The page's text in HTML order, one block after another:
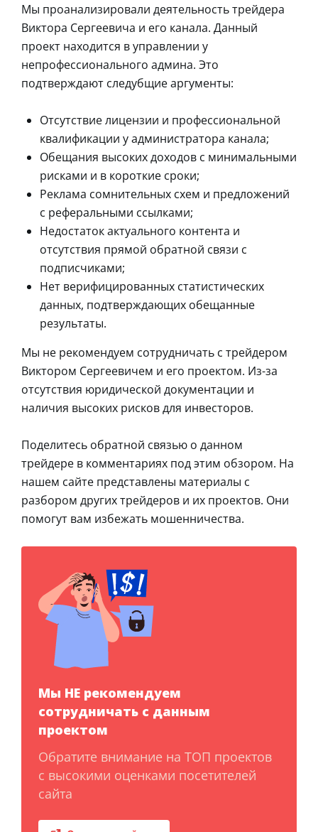
Мы проанализировали деятельность трейдера
Виктора Сергеевича и его канала. Данный
проект находится в управлении у
непрофессионального админа. Это
подтверждают следубщие аргументы:
Отсутствие лицензии и профессиональной
квалификации у администратора канала;
Обещания высоких доходов с минимальными
рисками и в короткие сроки;
Реклама сомнительных схем и предложений
с реферальными ссылками;
Недостаток актуального контента и
отсутствия прямой обратной связи с
подписчиками;
Нет верифицированных статистических
данных, подтверждающих обещанные
результаты.
Мы не рекомендуем сотрудничать с трейдером
Виктором Сергеевичем и его проектом. Из-за
отсутствия юридической документации и
наличия высоких рисков для инвесторов.
Поделитесь обратной связью о данном
трейдере в комментариях под этим обзором. На
нашем сайте представлены материалы с
разбором других трейдеров и их проектов. Они
помогут вам избежать мошенничества.
Мы НЕ рекомендуем
сотрудничать с данным
проектом
Обратите внимание на ТОП проектов
с высокими оценками посетителей
сайта